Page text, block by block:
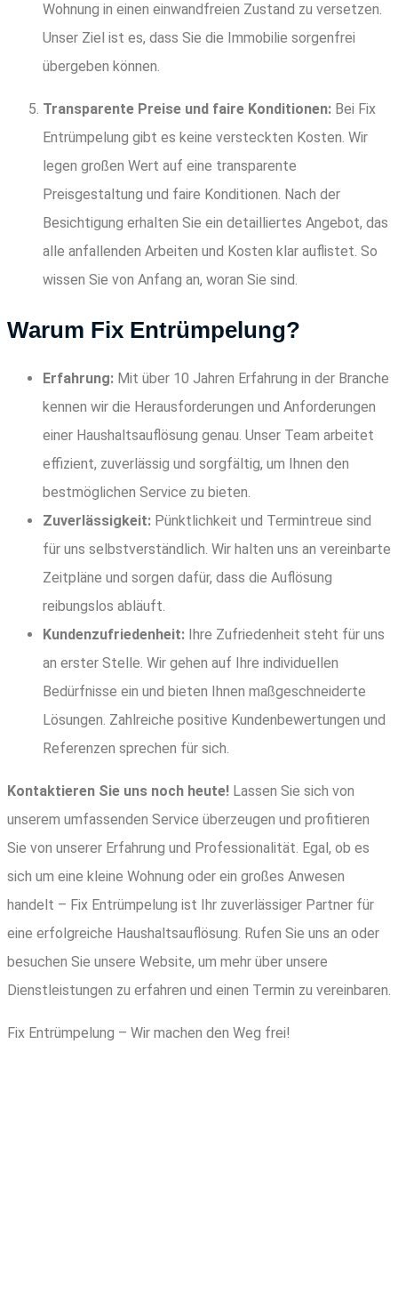
Wohnung in einen einwandfreien Zustand zu versetzen.
Unser Ziel ist es, dass Sie die Immobilie sorgenfrei
übergeben können.
Transparente Preise und faire Konditionen: Bei Fix
Entrümpelung gibt es keine versteckten Kosten. Wir
legen großen Wert auf eine transparente
Preisgestaltung und faire Konditionen. Nach der
Besichtigung erhalten Sie ein detailliertes Angebot, das
alle anfallenden Arbeiten und Kosten klar auflistet. So
wissen Sie von Anfang an, woran Sie sind.
Warum Fix Entrümpelung?
Erfahrung: Mit über 10 Jahren Erfahrung in der Branche
kennen wir die Herausforderungen und Anforderungen
einer Haushaltsauflösung genau. Unser Team arbeitet
effizient, zuverlässig und sorgfältig, um Ihnen den
bestmöglichen Service zu bieten.
Zuverlässigkeit: Pünktlichkeit und Termintreue sind
für uns selbstverständlich. Wir halten uns an vereinbarte
Zeitpläne und sorgen dafür, dass die Auflösung
reibungslos abläuft.
Kundenzufriedenheit: Ihre Zufriedenheit steht für uns
an erster Stelle. Wir gehen auf Ihre individuellen
Bedürfnisse ein und bieten Ihnen maßgeschneiderte
Lösungen. Zahlreiche positive Kundenbewertungen und
Referenzen sprechen für sich.
Kontaktieren Sie uns noch heute! Lassen Sie sich von
unserem umfassenden Service überzeugen und profitieren
Sie von unserer Erfahrung und Professionalität. Egal, ob es
sich um eine kleine Wohnung oder ein großes Anwesen
handelt – Fix Entrümpelung ist Ihr zuverlässiger Partner für
eine erfolgreiche Haushaltsauflösung. Rufen Sie uns an oder
besuchen Sie unsere Website, um mehr über unsere
Dienstleistungen zu erfahren und einen Termin zu vereinbaren.
Fix Entrümpelung – Wir machen den Weg frei!